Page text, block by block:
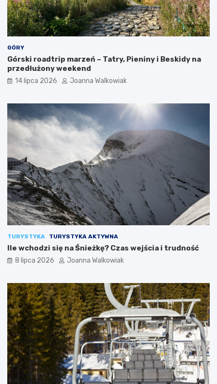
GÓRY
Górski roadtrip marzeń – Tatry, Pieniny i Beskidy na
przedłużony weekend
14 lipca 2026 Joanna Walkowiak
TURYSTYKA TURYSTYKA AKTYWNA
Ile wchodzi się na Śnieżkę? Czas wejścia i trudność
8 lipca 2026 Joanna Walkowiak